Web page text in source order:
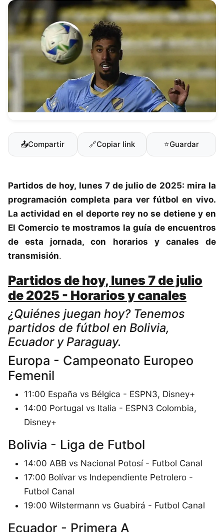
📤Compartir 🔗Copiar link ⭐Guardar
Partidos de hoy, lunes 7 de julio de 2025: mira la
programación completa para ver fútbol en vivo.
La actividad en el deporte rey no se detiene y en
El Comercio te mostramos la guía de encuentros
de esta jornada, con horarios y canales de
transmisión.
Partidos de hoy, lunes 7 de julio
de 2025 - Horarios y canales
¿Quiénes juegan hoy? Tenemos
partidos de fútbol en Bolivia,
Ecuador y Paraguay.
Europa - Campeonato Europeo
Femenil
11:00 España vs Bélgica - ESPN3, Disney+
14:00 Portugal vs Italia - ESPN3 Colombia,
Disney+
Bolivia - Liga de Futbol
14:00 ABB vs Nacional Potosí - Futbol Canal
17:00 Bolívar vs Independiente Petrolero -
Futbol Canal
19:00 Wilstermann vs Guabirá - Futbol Canal
Ecuador - Primera A